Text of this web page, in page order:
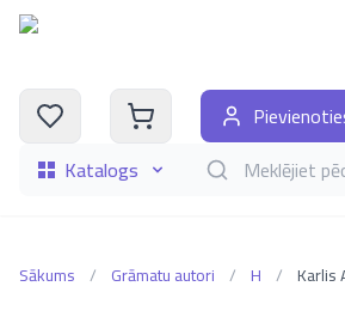
Katalogs Meklēt grāmatas
Sākums / Grāmatu autori / H / Karlis